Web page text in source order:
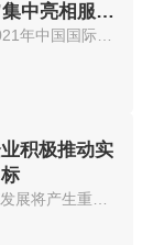
中亮相服贸
正在举行的2021年中国国际服务贸...
积极推动实